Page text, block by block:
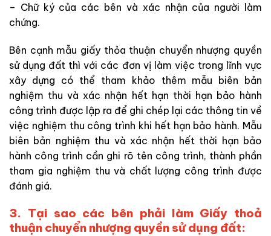
– Chữ ký của các bên và xác nhận của người làm
chứng.
Bên cạnh mẫu giấy thỏa thuận chuyển nhượng quyền
sử dụng đất thì với các đơn vị làm việc trong lĩnh vực
xây dựng có thể tham khảo thêm mẫu biên bản
nghiệm thu và xác nhận hết hạn thời hạn bảo hành
công trình được lập ra để ghi chép lại các thông tin về
việc nghiệm thu công trình khi hết hạn bảo hành. Mẫu
biên bản nghiệm thu và xác nhận hết thời hạn bảo
hành công trình cần ghi rõ tên công trình, thành phần
tham gia nghiệm thu và chất lượng công trình được
đánh giá.
3. Tại sao các bên phải làm Giấy thoả
thuận chuyển nhượng quyền sử dụng đất: